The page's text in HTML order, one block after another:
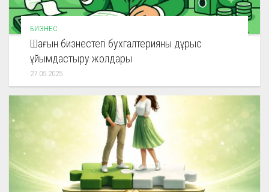
БИЗНЕС
Шағын бизнестегі бухгалтерияны дұрыс
ұйымдастыру жолдары
27.05.2025